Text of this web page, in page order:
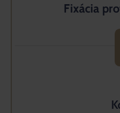
Fixácia